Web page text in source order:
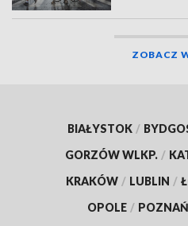
ZOBACZ
BIAŁYSTOK /
GORZÓW WLKP. /
KRAKÓW / LUBLIN /
OPOLE / POZNAŃ